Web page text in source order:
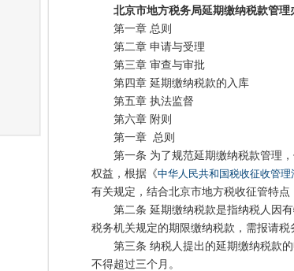
北京市地方税务局延期缴纳税款管理
第一章 总则
第二章 申请与受理
第三章 审查与审批
第四章 延期缴纳税款的入库
第五章 执法监督
第六章 附则
第一章 总则
第一条 为了规范延期缴纳税款管理，
权益，根据《中华人民共和国税收征收管理
有关规定，结合北京市地方税收征管特点
第二条 延期缴纳税款是指纳税人因有
税务机关规定的期限缴纳税款，需报请税
第三条 纳税人提出的延期缴纳税款的
不得超过三个月。